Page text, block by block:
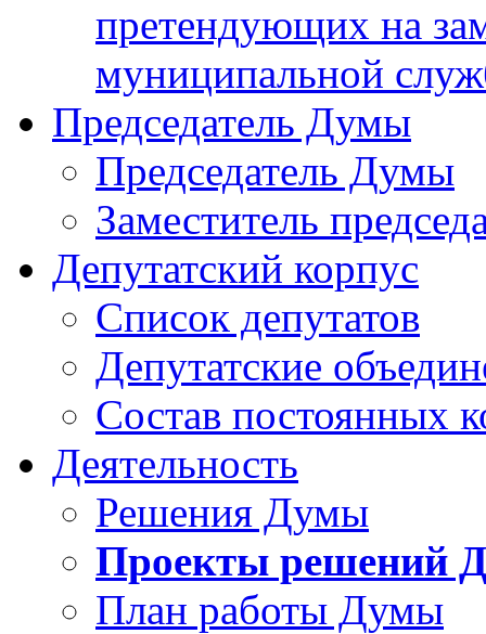
претендующих на
муниципальной
Председатель Думы
Председатель Думы
Заместитель
Депутатский корпус
Список депутатов
Депутатские
Состав постоянных
Деятельность
Решения Думы
Проекты решений
План работы Думы